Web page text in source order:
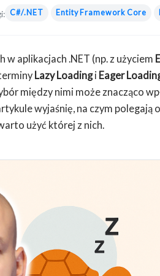
C#/.NET Entity Framework Core
w aplikacjach .NET (np. z użyciem
Lazy Loadingi Eager
między nimi może znacząco
wyjaśnię, na czym polegają
użyć której z nich.